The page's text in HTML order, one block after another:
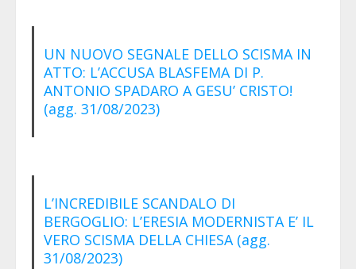
UN NUOVO SEGNALE DELLO SCISMA IN
ATTO: L’ACCUSA BLASFEMA DI P.
ANTONIO SPADARO A GESU’ CRISTO!
(agg. 31/08/2023)
L’INCREDIBILE SCANDALO DI
BERGOGLIO: L’ERESIA MODERNISTA E’ IL
VERO SCISMA DELLA CHIESA (agg.
31/08/2023)